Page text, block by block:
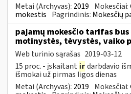
Metai (Archyvas): 2019 Mokesčiai:
mokestis Pagrindinis: Mokesčių
pajamų mokesčio tarifas
motinystės, tėvystės, vaiko
Web turinio sąrašas 2019-03-12
15 proc. - įskaitant irdarbdavio
išmokai už pirmas ligos dienas
Metai (Archyvas): 2019 Mokesčiai: